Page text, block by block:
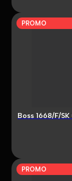
PROMO
Boss 1668/F/
PROMO